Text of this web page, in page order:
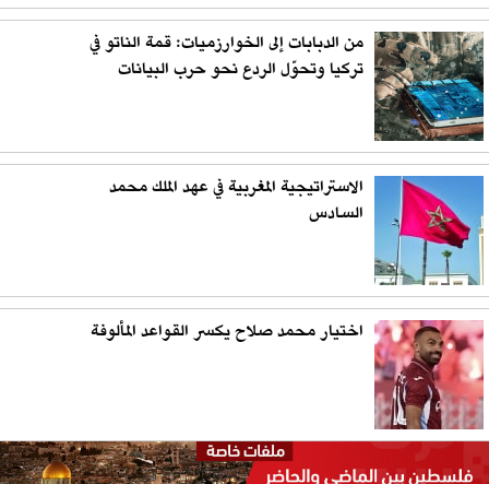
من الدبابات إلى الخوارزميات: قمة الناتو في
تركيا وتحوّل الردع نحو حرب البيانات
الاستراتيجية المغربية في عهد الملك محمد
السادس
اختيار محمد صلاح يكسر القواعد المألوفة